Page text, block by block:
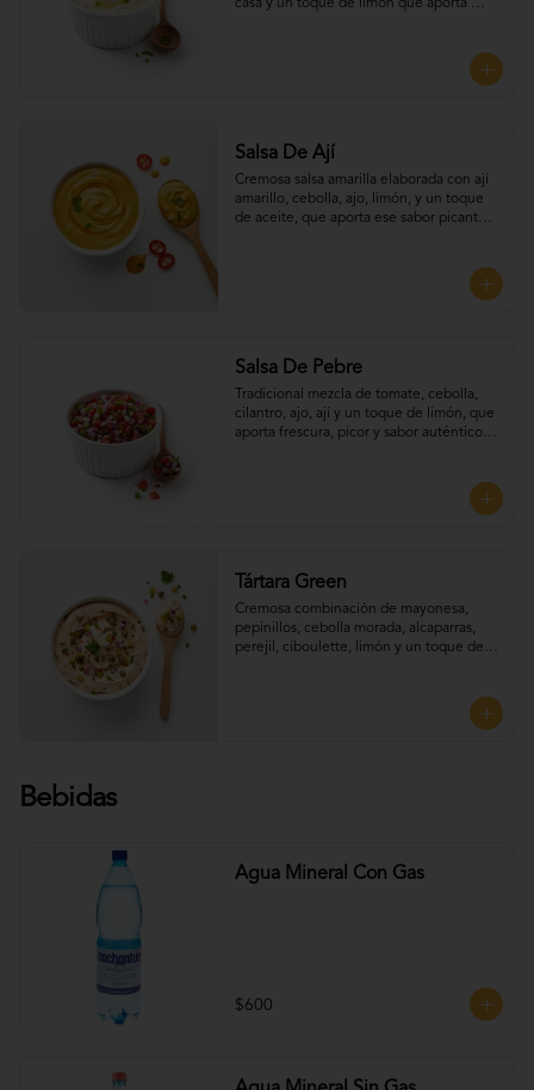
casa y un toque de limón que aporta
Salsa De Ají
Cremosa salsa amarilla elaborada con ají
amarillo, cebolla, ajo, limón, y un toque
de aceite, que aporta ese sabor picante y
Salsa De Pebre
Tradicional mezcla de tomate, cebolla,
cilantro, ajo, ají y un toque de limón, que
aporta frescura, picor y sabor auténtico
Tártara Green
Cremosa combinación de mayonesa,
pepinillos, cebolla morada, alcaparras,
perejil, ciboulette, limón y un toque de
Bebidas
Agua Mineral Con Gas
$600